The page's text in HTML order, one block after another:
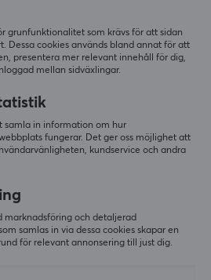
Svart - XL
för 10 mån. sen
köpare
Svart - XL
köpare
grunfunktionalitet som krävs för att sidan
Dessa cookies används bland annat för att
presentera mer relevant innehåll för dig,
mellan sidväxlingar.
samla in information om hur
fungerar. Det ger oss möjlighet att
kundservice och andra
marknadsföring och detaljerad
samlas in via dessa cookies skapar en
för relevant annonsering till just dig.